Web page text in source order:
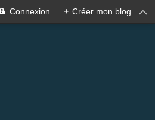
Connexion + Créer mon blog